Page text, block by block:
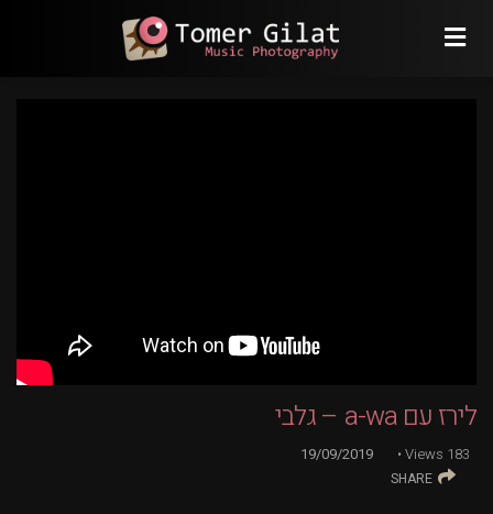
לירז עם a-wa – גלבי
183
Views
19/09/2019
SHARE